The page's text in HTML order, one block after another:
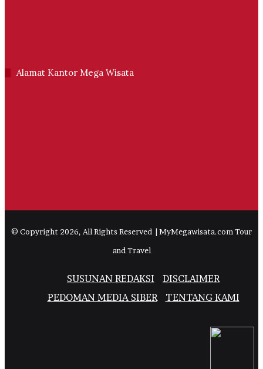
Alamat Kantor Mega Wisata
© Copyright 2026, All Rights Reserved | MyMegawisata.com Tour
and Travel
SUSUNAN REDAKSI
DISCLAIMER
PEDOMAN MEDIA SIBER
TENTANG KAMI
Instagram